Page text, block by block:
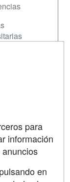
para
información
en